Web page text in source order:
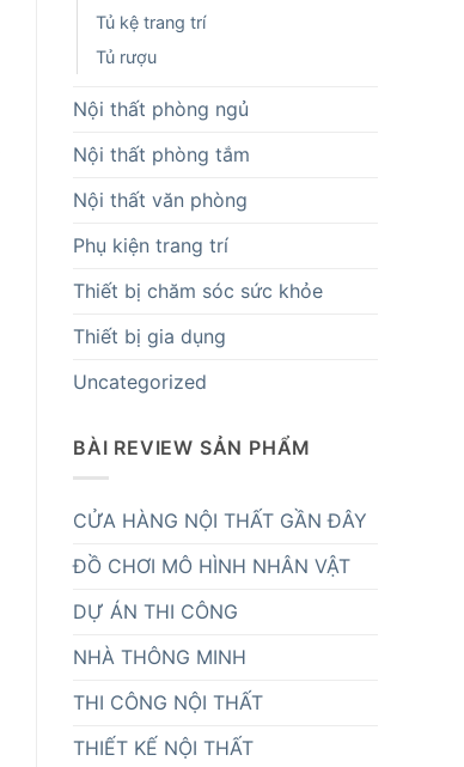
Tủ kệ trang trí
Tủ rượu
Nội thất phòng ngủ
Nội thất phòng tắm
Nội thất văn phòng
Phụ kiện trang trí
Thiết bị chăm sóc sức khỏe
Thiết bị gia dụng
Uncategorized
BÀI REVIEW SẢN PHẨM
CỬA HÀNG NỘI THẤT GẦN ĐÂY
ĐỒ CHƠI MÔ HÌNH NHÂN VẬT
DỰ ÁN THI CÔNG
NHÀ THÔNG MINH
THI CÔNG NỘI THẤT
THIẾT KẾ NỘI THẤT